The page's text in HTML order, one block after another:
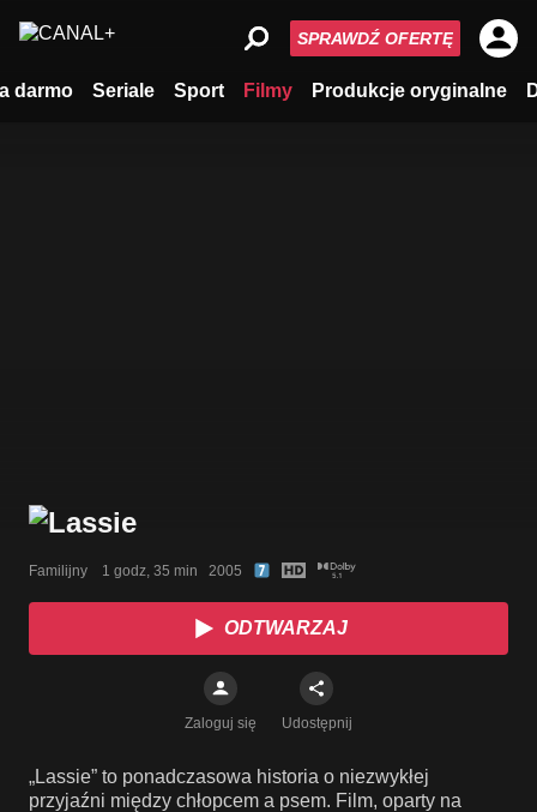
darmo Seriale Sport Filmy Produkcje oryginalne
SPRAWDŹ OFERTĘ
Familijny    1 godz, 35 min   2005
ODTWARZAJ
Zaloguj się Udostępnij
„Lassie” to ponadczasowa historia o niezwykłej
przyjaźni między chłopcem a psem. Film, oparty na